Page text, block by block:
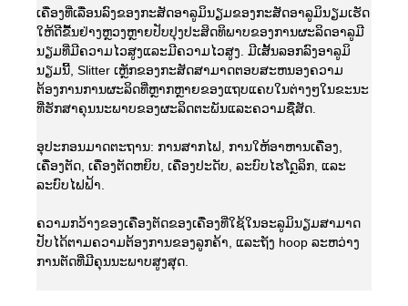
ເຄື່ອງທີ່ເລື່ອນລົງຂອງກະສັດອາລູມິນຽມຂອງກະສັດອາລູມິນຽມເຮັດ
ໃຫ້ດີຂື້ນຢ່າງຫຼວງຫຼາຍປັບປຸງປະສິດທິພາບຂອງການຜະລິດອາລູມີ
ນຽມທີ່ມີຄວາມໄວສູງແລະມີຄວາມໄວສູງ. ມີເສັ້ນລອກລົງອາລູມິ
ນຽມນີ້, Slitter ເຫຼັກຂອງກະສັດສາມາດຕອບສະຫນອງຄວາມ
ຕ້ອງການການຜະລິດທີ່ຫຼາກຫຼາຍຂອງແຖບແຄບໃນຕ່າງໆໃນຂະນະ
ທີ່ຮັກສາຄຸນນະພາບຂອງຜະລິດຕະພັນແລະຄວາມຊື່ສັດ.
ອຸປະກອນມາດຕະຖານ: ການສາກໄຟ, ການໃຫ້ອາຫານເຄື່ອງ,
ເຄື່ອງຕັດ, ເຄື່ອງຕັດຫຍິບ, ເຄື່ອງປະດັບ, ລະບົບໄຮໂດຼລິກ, ແລະ
ລະບົບໄຟຟ້າ.
ຄວາມກວ້າງຂອງເຄື່ອງຕັດຂອງເຄື່ອງທີ່ໃຊ້ໃນອະລູມິນຽມສາມາດ
ປັບໄດ້ຕາມຄວາມຕ້ອງການຂອງລູກຄ້າ, ແລະຖັງ hoop ລະຫວ່າງ
ການຕັດທີ່ມີຄຸນນະພາບສູງສຸດ.